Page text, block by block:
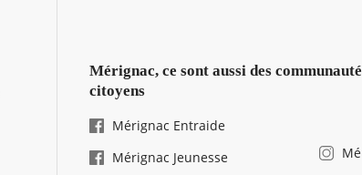
Mérignac, ce sont aussi des
citoyens
Mérignac Entraide
Mérignac Jeunesse